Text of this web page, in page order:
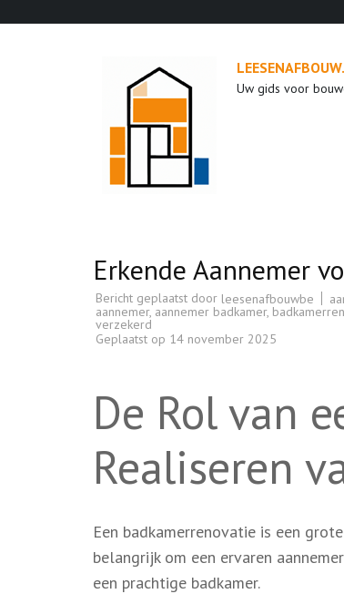
Uw gids voor
Erkende Aannemer
Bericht geplaatst door leesenafbouwbe
aannemer, aannemer badkamer,
verzekerd
Geplaatst op 14 november 2025
De Rol van
Realiseren
Een badkamerrenovatie is een
belangrijk om een ervaren
een prachtige badkamer.